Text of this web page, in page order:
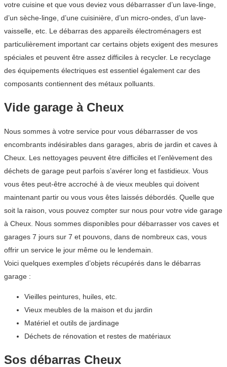
votre cuisine et que vous deviez vous débarrasser d’un lave-linge,
d’un sèche-linge, d’une cuisinière, d’un micro-ondes, d’un lave-
vaisselle, etc. Le débarras des appareils électroménagers est
particulièrement important car certains objets exigent des mesures
spéciales et peuvent être assez difficiles à recycler. Le recyclage
des équipements électriques est essentiel également car des
composants contiennent des métaux polluants.
Vide garage à Cheux
Nous sommes à votre service pour vous débarrasser de vos
encombrants indésirables dans garages, abris de jardin et caves à
Cheux. Les nettoyages peuvent être difficiles et l’enlèvement des
déchets de garage peut parfois s’avérer long et fastidieux. Vous
vous êtes peut-être accroché à de vieux meubles qui doivent
maintenant partir ou vous vous êtes laissés débordés. Quelle que
soit la raison, vous pouvez compter sur nous pour votre vide garage
à Cheux. Nous sommes disponibles pour débarrasser vos caves et
garages 7 jours sur 7 et pouvons, dans de nombreux cas, vous
offrir un service le jour même ou le lendemain.
Voici quelques exemples d’objets récupérés dans le débarras
garage :
Vieilles peintures, huiles, etc.
Vieux meubles de la maison et du jardin
Matériel et outils de jardinage
Déchets de rénovation et restes de matériaux
Sos débarras Cheux